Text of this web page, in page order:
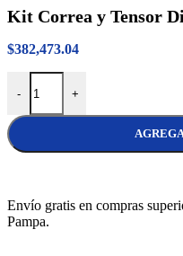
Kit Correa y Tensor
$382,473.04
-
Kit Correa y Tensor
+
Envío gratis en compras
Pampa.